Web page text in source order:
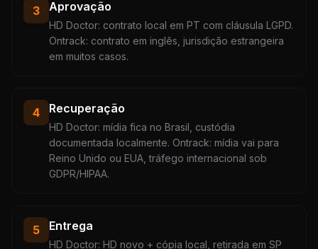
3 Aprovação
HD Doctor: contrato local em PT com cláusula LGPD.
Ontrack: contrato em inglês, jurisdição estrangeira
em muitos casos.
4 Recuperação
HD Doctor: mídia fica no Brasil, custódia
documentada localmente. Ontrack: mídia vai para
Reino Unido ou EUA, tráfego internacional sob
GDPR/HIPAA.
5 Entrega
HD Doctor: HD novo + cópia local, retirada em SP